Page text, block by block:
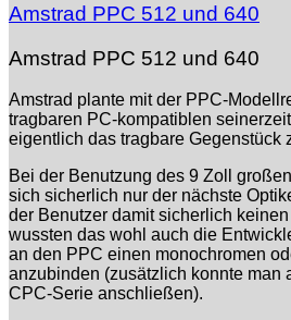
Amstrad PPC 512 und 640
Amstrad PPC 512 und 640
Amstrad plante mit der PPC-
tragbaren PC-kompatiblen
eigentlich das tragbare Gegenstück
Bei der Benutzung des 9 Zoll
sich sicherlich nur der nächste
der Benutzer damit sicherlich
wussten das wohl auch die
an den PPC einen monochromen
anzubinden (zusätzlich konnte man
CPC-Serie anschließen).